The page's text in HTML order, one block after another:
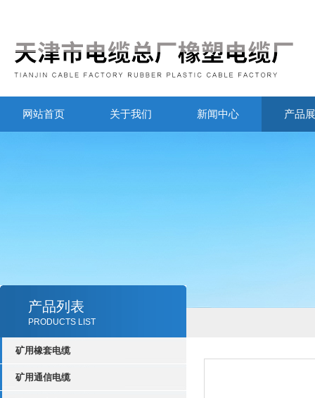
网站首页 关于我们 新闻中心 产品
产品列表
PRODUCTS LIST
矿用橡套电缆
矿用通信电缆